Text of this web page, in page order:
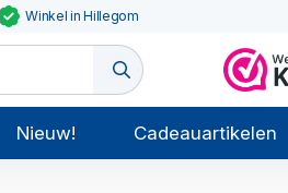
Winkel in Hillegom
Nieuw! Cadeauartikelen